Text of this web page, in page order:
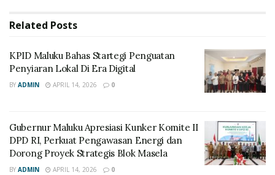
Related Posts
KPID Maluku Bahas Startegi Penguatan
Penyiaran Lokal Di Era Digital
BY ADMIN APRIL 14, 2026 0
Gubernur Maluku Apresiasi Kunker Komite II
DPD RI, Perkuat Pengawasan Energi dan
Dorong Proyek Strategis Blok Masela
BY ADMIN APRIL 14, 2026 0